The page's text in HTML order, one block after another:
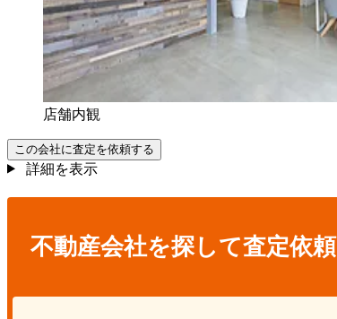
店舗内観
この会社に査定を依頼する
詳細を表示
不動産会社を探して査定依頼